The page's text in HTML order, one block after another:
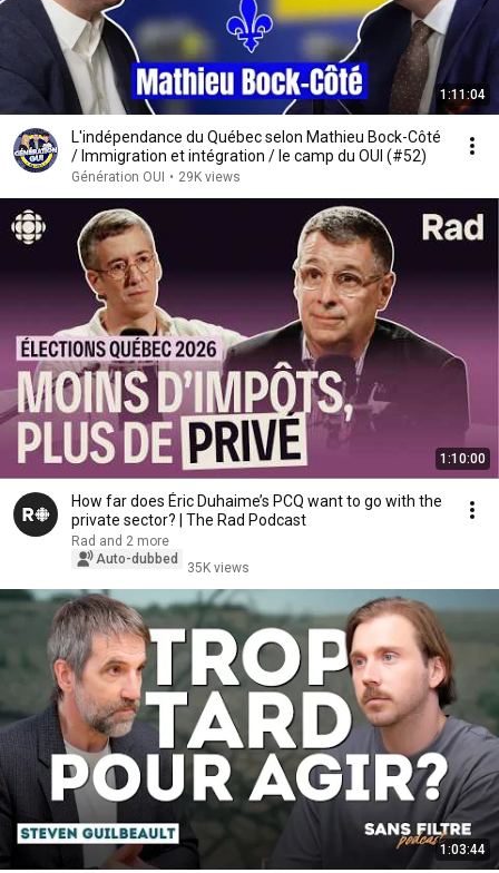
1:11:04
L'indépendance du Québec selon Mathieu Bock-Côté
/ Immigration et intégration / le camp du OUI (#52)
Génération OUI • 29K views
1:10:00
How far does Éric Duhaime’s PCQ want to go with the
private sector? | The Rad Podcast
Rad and 2 more
Auto-dubbed
35K views
1:03:44